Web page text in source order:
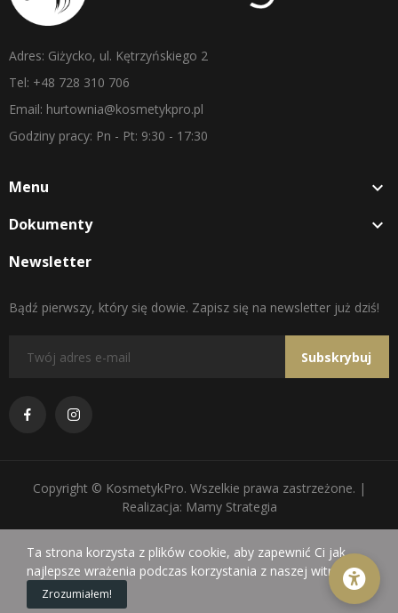
Sklep
0
Koszyk
Adres: Giżycko, ul. Kętrzyńskiego 2
Tel: +48 728 310 706
Email: hurtownia@kosmetykpro.pl
Godziny pracy: Pn - Pt: 9:30 - 17:30
Menu 
Dokumenty 
Newsletter
Bądź pierwszy, który się dowie. Zapisz się na newsletter już dziś!
Subskrybuj
Copyright © KosmetykPro. Wszelkie prawa zastrzeżone. |
Realizacja: Mamy Strategia
Ta strona korzysta z plików cookie, aby zapewnić Ci jak
najlepsze wrażenia podczas korzystania z naszej witryny.
Zrozumiałem!